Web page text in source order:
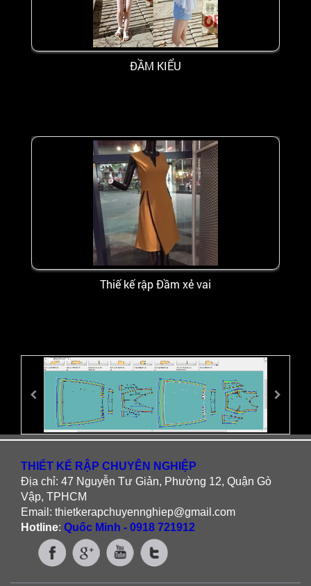
ĐẦM KIỂU
Thiế kế rập Đầm xẻ vai
THIẾT KẾ RẬP CHUYÊN NGHIỆP
Địa chỉ: 47 Nguyễn Tư Giản, Phường 12, Quận Gò
Vập, TPHCM
Email: thietkerapchuyennghiep@gmail.com
Hotline: Quốc Minh - 0918 721912